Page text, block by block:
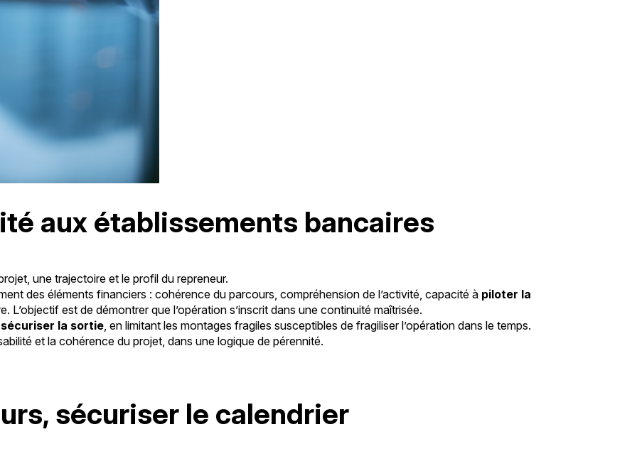
aux établissements bancaires
une trajectoire et le profil du repreneur.
des éléments financiers : cohérence du parcours, compréhension de l’activité, capacité à piloter la
est de démontrer que l’opération s’inscrit dans une continuité maîtrisée.
sécuriser la sortie, en limitant les montages fragiles susceptibles de fragiliser l’opération dans le temps.
et la cohérence du projet, dans une logique de pérennité.
sécuriser le calendrier